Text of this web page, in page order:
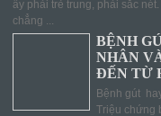
ấy phải trẻ trung, phải sắc
chẳng ...
BỆNH
NHÂN
ĐẾN TỪ
Bệnh gút
Triệu chứng